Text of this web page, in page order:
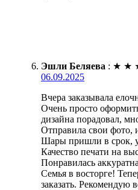
Эшли Беляева : ★ ★
06.09.2025
Вчера заказывала
Очень просто
дизайна порадовал,
Отправила свои фото,
Шары пришли в срок,
Качество печати на
Понравилась
Семья в восторге!
заказать. Рекомендую